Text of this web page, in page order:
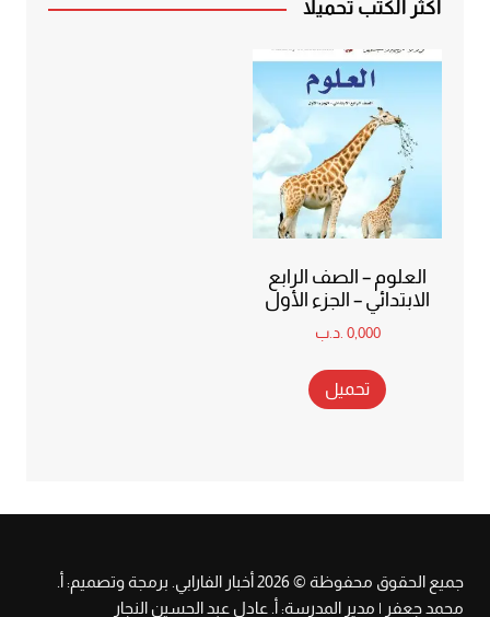
أكثر الكتب تحميلاً
العلوم – الصف الرابع
الابتدائي – الجزء الأول
0,000 .د.ب
تحميل
جميع الحقوق محفوظة © 2026 أخبار الفارابي. برمجة وتصميم: أ.
محمد جعفر | مدير المدرسة: أ. عادل عبد الحسين النجار